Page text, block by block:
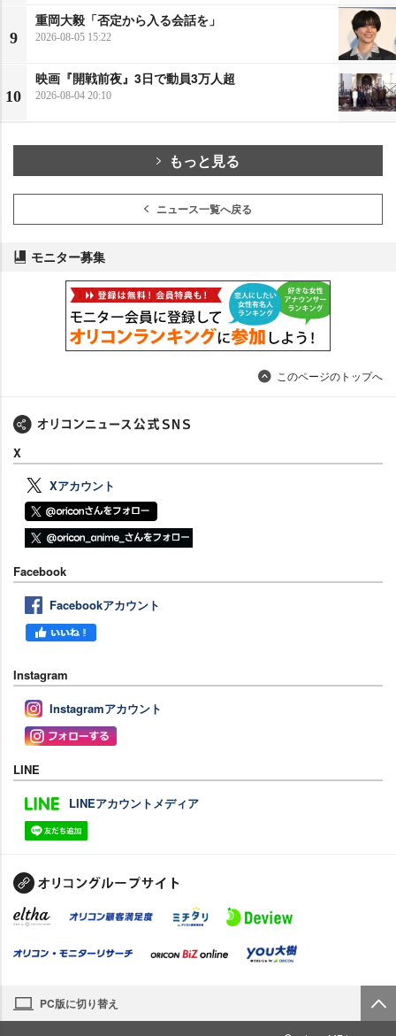
9
重岡大毅「否定から入る会話を」
2026-08-05 15:22
10
映画『開戦前夜』3日で動員3万人超
2026-08-04 20:10
もっと見る
ニュース一覧へ戻る
モニター募集
このページのトップへ
X
Xアカウント
Facebook
Facebookアカウント
Instagram
Instagramアカウント
LINE
LINEアカウントメディア
PC版に切り替え